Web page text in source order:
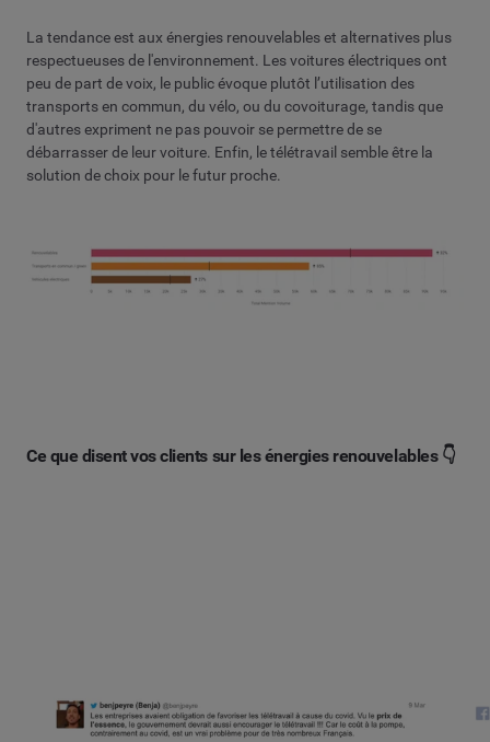
La tendance est aux énergies renouvelables et alternatives plus
respectueuses de l'environnement. Les voitures électriques ont
peu de part de voix, le public évoque plutôt l’utilisation des
transports en commun, du vélo, ou du covoiturage, tandis que
d'autres expriment ne pas pouvoir se permettre de se
débarrasser de leur voiture. Enfin, le télétravail semble être la
solution de choix pour le futur proche.
Ce que disent vos clients sur les énergies renouvelables 👇